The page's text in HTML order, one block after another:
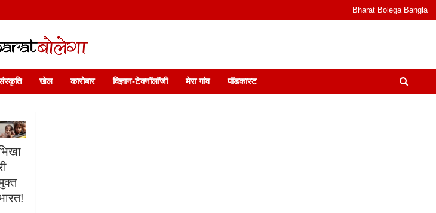
Bharat Bolega Bangla
बोलेगा
India: News, Views, Info, Trends & Podcast I जानकारी भी समझदारी भी और पॉडकास्ट
खेल कारोबार विज्ञान-टेक्नॉलॉजी मेरा गांव पॉडकास्ट